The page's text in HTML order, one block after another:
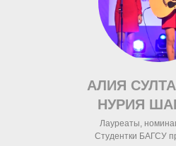
АЛИЯ
НУРИЯ
Лауреаты,
Студентки БАГСУ